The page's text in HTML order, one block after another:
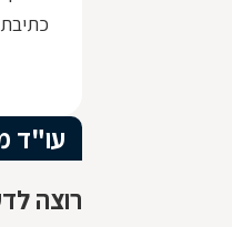
עו"ד
רוצה